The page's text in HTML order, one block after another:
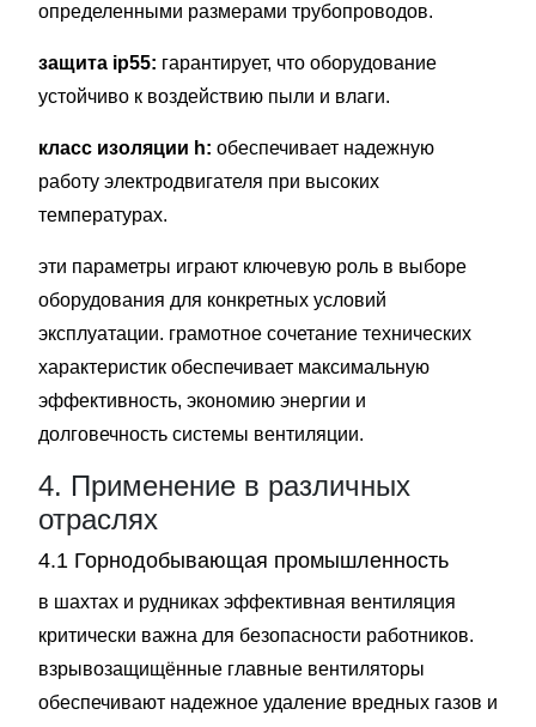
определенными размерами трубопроводов.
защита ip55: гарантирует, что оборудование
устойчиво к воздействию пыли и влаги.
класс изоляции h: обеспечивает надежную
работу электродвигателя при высоких
температурах.
эти параметры играют ключевую роль в выборе
оборудования для конкретных условий
эксплуатации. грамотное сочетание технических
характеристик обеспечивает максимальную
эффективность, экономию энергии и
долговечность системы вентиляции.
4. Применение в различных
отраслях
4.1 Горнодобывающая промышленность
в шахтах и рудниках эффективная вентиляция
критически важна для безопасности работников.
взрывозащищённые главные вентиляторы
обеспечивают надежное удаление вредных газов и